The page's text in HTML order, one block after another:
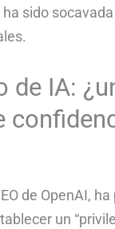
ha sido
de IA:
de OpenAI,
un